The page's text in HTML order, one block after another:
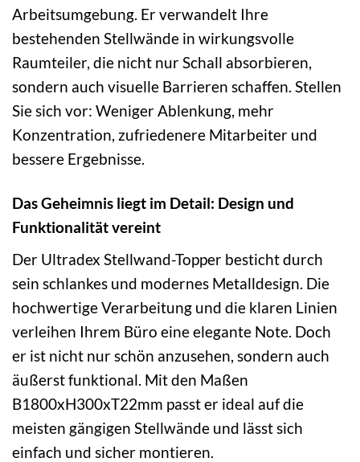
Arbeitsumgebung. Er verwandelt Ihre
bestehenden Stellwände in wirkungsvolle
Raumteiler, die nicht nur Schall absorbieren,
sondern auch visuelle Barrieren schaffen. Stellen
Sie sich vor: Weniger Ablenkung, mehr
Konzentration, zufriedenere Mitarbeiter und
bessere Ergebnisse.
Das Geheimnis liegt im Detail: Design und
Funktionalität vereint
Der Ultradex Stellwand-Topper besticht durch
sein schlankes und modernes Metalldesign. Die
hochwertige Verarbeitung und die klaren Linien
verleihen Ihrem Büro eine elegante Note. Doch
er ist nicht nur schön anzusehen, sondern auch
äußerst funktional. Mit den Maßen
B1800xH300xT22mm passt er ideal auf die
meisten gängigen Stellwände und lässt sich
einfach und sicher montieren.